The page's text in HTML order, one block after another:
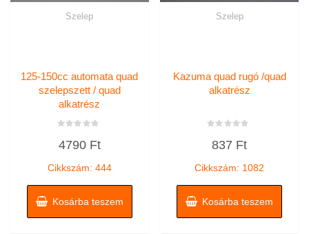
Szelep
125-150cc automata quad
szelepszett / quad
alkatrész
0
4790 Ft
Cikkszám: 444
Kosárba teszem
Szelep
Kazuma quad rugó /quad
alkatrész
837 Ft
Cikkszám: 1082
Kosárba teszem